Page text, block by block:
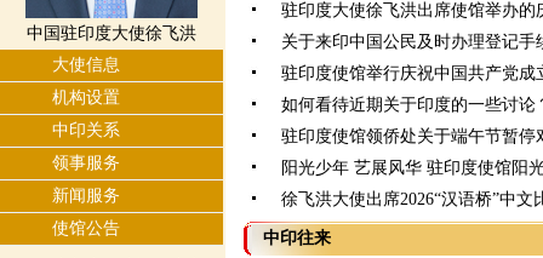
中国驻印度大使徐飞洪
大使信息
机构设置
中印关系
领事服务
新闻服务
使馆公告
驻印度大使徐飞洪出席使馆举办
关于来印中国公民及时办理登记手
驻印度使馆举行庆祝中国共产党成
如何看待近期关于印度的一些讨论
驻印度使馆领侨处关于端午节暂停
阳光少年 艺展风华 驻印度使馆阳
徐飞洪大使出席2026“汉语桥”中
中印往来